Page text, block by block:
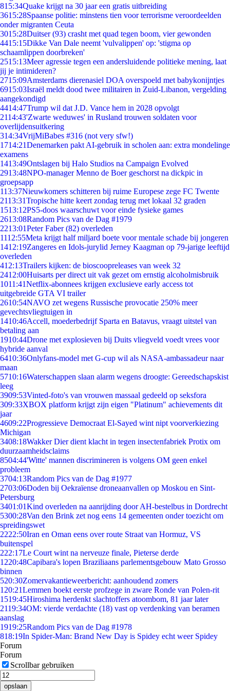
815:34Quake krijgt na 30 jaar een gratis uitbreiding
3615:28Spaanse politie: minstens tien voor terrorisme veroordeelden
onder migranten Ceuta
3015:28Duitser (93) crasht met quad tegen boom, vier gewonden
4415:15Dikke Van Dale neemt 'vulvalippen' op: 'stigma op
schaamlippen doorbreken'
2515:13Meer agressie tegen een andersluidende politieke mening, laat
jij je intimideren?
2715:09Amsterdams dierenasiel DOA overspoeld met babykonijntjes
6915:03Israël meldt dood twee militairen in Zuid-Libanon, vergelding
aangekondigd
4414:47Trump wil dat J.D. Vance hem in 2028 opvolgt
2114:43'Zwarte weduwes' in Rusland trouwen soldaten voor
overlijdensuitkering
314:34VrijMiBabes #316 (not very sfw!)
1714:21Denemarken pakt AI-gebruik in scholen aan: extra mondelinge
examens
1413:49Ontslagen bij Halo Studios na Campaign Evolved
2913:48NPO-manager Menno de Boer geschorst na dickpic in
groepsapp
113:37Nieuwkomers schitteren bij ruime Europese zege FC Twente
2113:31Tropische hitte keert zondag terug met lokaal 32 graden
1513:12PS5-doos waarschuwt voor einde fysieke games
2613:08Random Pics van de Dag #1979
2213:01Peter Faber (82) overleden
1112:55Meta krijgt half miljard boete voor mentale schade bij jongeren
1412:19Zangeres en Idols-jurylid Jerney Kaagman op 79-jarige leeftijd
overleden
412:13Trailers kijken: de bioscoopreleases van week 32
2412:00Huisarts per direct uit vak gezet om ernstig alcoholmisbruik
1011:41Netflix-abonnees krijgen exclusieve early access tot
uitgebreide GTA VI trailer
2610:54NAVO zet wegens Russische provocatie 250% meer
gevechtsvliegtuigen in
1410:46Accell, moederbedrijf Sparta en Batavus, vraagt uitstel van
betaling aan
1910:44Drone met explosieven bij Duits vliegveld voedt vrees voor
hybride aanval
6410:36Onlyfans-model met G-cup wil als NASA-ambassadeur naar
maan
5710:16Waterschappen slaan alarm wegens droogte: Gereedschapskist
leeg
3909:53Vinted-foto's van vrouwen massaal gedeeld op seksfora
309:33XBOX platform krijgt zijn eigen "Platinum" achievements dit
jaar
4609:22Progressieve Democraat El-Sayed wint nipt voorverkiezing
Michigan
3408:18Wakker Dier dient klacht in tegen insectenfabriek Protix om
duurzaamheidsclaims
8504:44'Witte' mannen discrimineren is volgens OM geen enkel
probleem
3704:13Random Pics van de Dag #1977
2703:06Doden bij Oekraïense droneaanvallen op Moskou en Sint-
Petersburg
3401:01Kind overleden na aanrijding door AH-bestelbus in Dordrecht
5300:28Van den Brink zet nog eens 14 gemeenten onder toezicht om
spreidingswet
2222:50Iran en Oman eens over route Straat van Hormuz, VS
buitenspel
222:17Le Court wint na nerveuze finale, Pieterse derde
1220:48Capibara's lopen Braziliaans parlementsgebouw Mato Grosso
binnen
520:30Zomervakantieweerbericht: aanhoudend zomers
1 20:21Lemmen boekt eerste profzege in zware Ronde van Polen-rit
1519:45Hiroshima herdenkt slachtoffers atoombom, 81 jaar later
2119:34OM: vierde verdachte (18) vast op verdenking van beramen
aanslag
1919:25Random Pics van de Dag #1978
818:19In Spider-Man: Brand New Day is Spidey echt weer Spidey
Forum
Forum
Scrollbar gebruiken
opslaan